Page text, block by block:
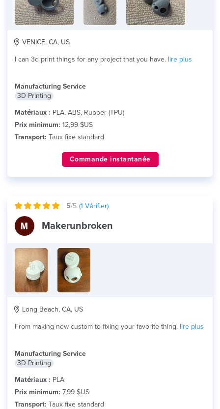
VENICE, CA, US
I can 3d print things for any project that you have. lire plus
Manufacturing Service
3D Printing
Matériaux : PLA, ABS, Rubber (TPU)
Prix minimum: 12,99 $US
Transport: Taux fixe standard
Commande instantanée
5/5 (1 Vérifier)
Makerunbroken
Long Beach, CA, US
From making new custom to fixing your favorite thing. lire plus
Manufacturing Service
3D Printing
Matériaux : PLA
Prix minimum: 7,99 $US
Transport: Taux fixe standard